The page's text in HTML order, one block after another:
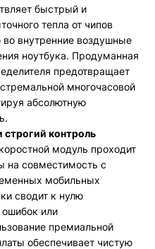
быстрый и
тепла от чипов
во внутренние воздушные
ноутбука. Продуманная
предотвращает
многочасовой
абсолютную
строгий контроль
модуль проходит
на совместимость с
мобильных
сводит к нулю
ошибок или
премиальной
обеспечивает чистую